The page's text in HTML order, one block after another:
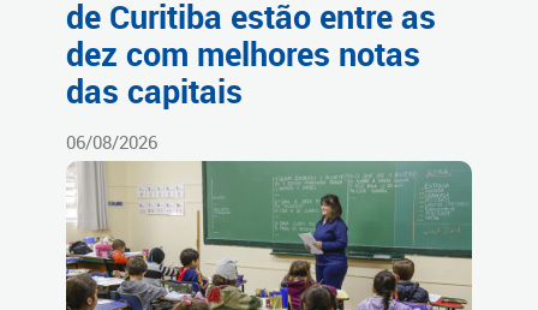
de Curitiba estão entre as
dez com melhores notas
das capitais
06/08/2026